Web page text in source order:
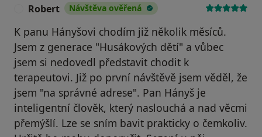
Robert Návštěva ověřená
K panu Hányšovi chodím již několik měsíců.
Jsem z generace "Husákových dětí" a vůbec
jsem si nedovedl představit chodit k
terapeutovi. Již po první návštěvě jsem věděl, že
jsem "na správné adrese". Pan Hányš je
inteligentní člověk, který naslouchá a nad věcmi
přemýšlí. Lze se sním bavit prakticky o čemkoliv.